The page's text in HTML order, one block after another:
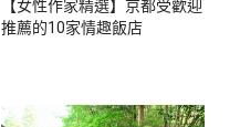
【女性作家精選】京都受歡迎
推薦的10家情趣飯店